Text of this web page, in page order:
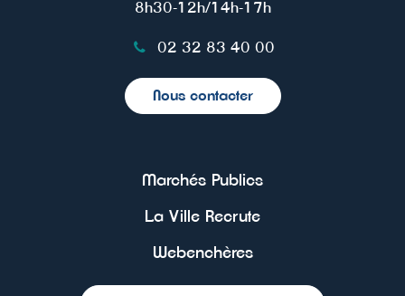
8h30-12h/14h-17h
02 32 83 40 00
Nous contacter
Marchés Publics
La Ville Recrute
Webenchères